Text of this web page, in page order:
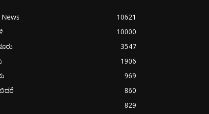
News
10621
10000
3547
1906
969
860
829